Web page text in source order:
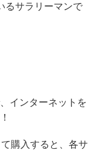
るサラリーマンで
インターネットを
購入すると、各サ